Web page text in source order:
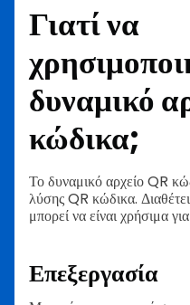
Γιατί να
δυναμικό
κώδικα;
Το δυναμικό αρχείο QR
λύσης QR κώδικα.
μπορεί να είναι χρήσιμα
Επεξεργασία